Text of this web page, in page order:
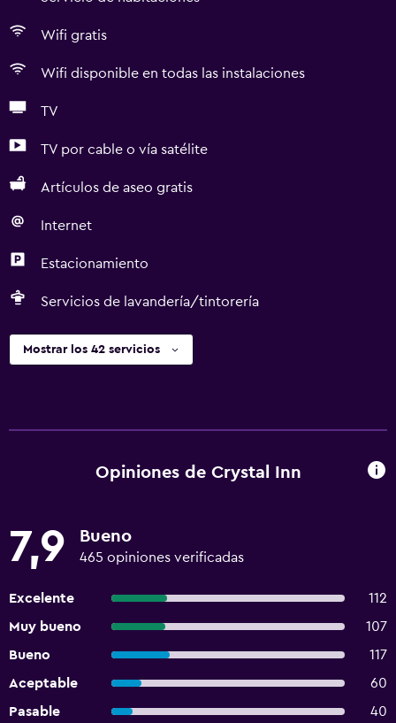
Wifi gratis
Wifi disponible en todas las instalaciones
TV
TV por cable o vía satélite
Artículos de aseo gratis
Internet
Estacionamiento
Servicios de lavandería/tintorería
Mostrar los 42 servicios
Opiniones de Crystal Inn
7,9 Bueno
465 opiniones verificadas
Excelente
112
Muy bueno
107
Bueno
117
Aceptable
60
Pasable
40